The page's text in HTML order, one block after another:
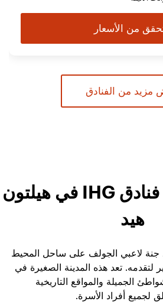
من الأسعار
مزيد من الفنادق
استمتع بتجربة فنادق IHG في هيلتون
هيد
جنة لاعبي الجولف على ساحل المحيط
لتقدمه. تعد هذه المدينة الصغيرة في
الجميلة والمواقع التاريخية
لجميع أفراد الأسرة.